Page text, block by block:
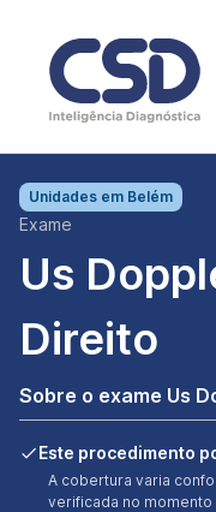
Unidades em Belém
Exame
Us
Direito
Sobre o exame Us
Este procedimento
A cobertura varia
verificada no